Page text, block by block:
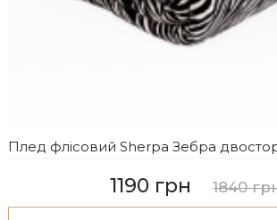
Плед флісовий Sherpa Зебра
1190 грн 1840